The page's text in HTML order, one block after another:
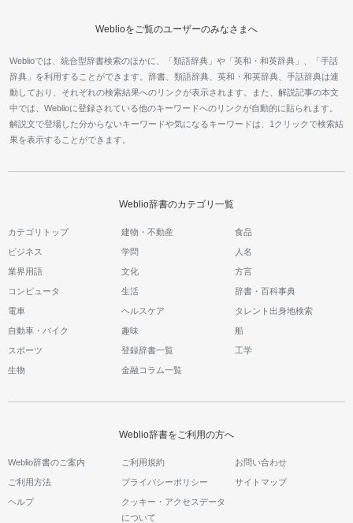
Weblioをご覧のユーザーのみなさまへ
Weblioでは、統合型辞書検索のほかに、「類語辞典」や「英和・和英辞典」、「手話
辞典」を利用することができます。辞書、類語辞典、英和・和英辞典、手話辞典は連
動しており、それぞれの検索結果へのリンクが表示されます。また、解説記事の本文
中では、Weblioに登録されている他のキーワードへのリンクが自動的に貼られます。
解説文で登場した分からないキーワードや気になるキーワードは、1クリックで検索結
果を表示することができます。
Weblio辞書のカテゴリ一覧
カテゴリトップ 建物・不動産 食品
ビジネス 学問 人名
業界用語 文化 方言
コンピュータ 生活 辞書・百科事典
電車 ヘルスケア タレント出身地検索
自動車・バイク 趣味 船
スポーツ 登録辞書一覧 工学
生物 金融コラム一覧
Weblio辞書をご利用の方へ
Weblio辞書のご案内 ご利用規約 お問い合わせ
ご利用方法 プライバシーポリシー サイトマップ
ヘルプ
クッキー・アクセスデータ
について